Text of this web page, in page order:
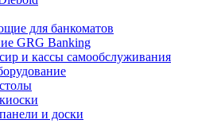
для банкоматов
GRG Banking
и кассы самообслуживания
и доски